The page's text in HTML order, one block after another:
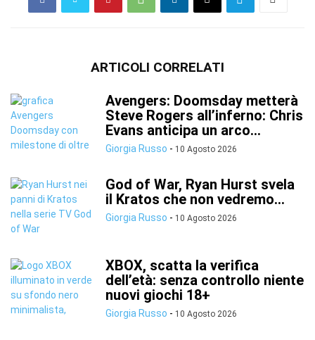
ARTICOLI CORRELATI
Avengers: Doomsday metterà
Steve Rogers all’inferno: Chris
Evans anticipa un arco...
Giorgia Russo - 10 Agosto 2026
God of War, Ryan Hurst svela
il Kratos che non vedremo...
Giorgia Russo - 10 Agosto 2026
XBOX, scatta la verifica
dell’età: senza controllo niente
nuovi giochi 18+
Giorgia Russo - 10 Agosto 2026